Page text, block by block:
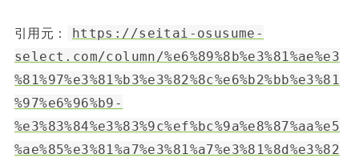
引用元：
https://seitai-osusume-
select.com/column/%e6%89%8b%e3%81%ae%e3
%81%97%e3%81%b3%e3%82%8c%e6%b2%bb%e3%81
%97%e6%96%b9-
%e3%83%84%e3%83%9c%ef%bc%9a%e8%87%aa%e5
%ae%85%e3%81%a7%e3%81%a7%e3%81%8d%e3%82